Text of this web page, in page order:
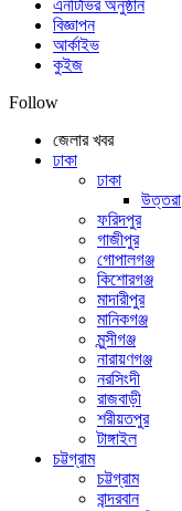
এনটিভির অনুষ্ঠান
বিজ্ঞাপন
আর্কাইভ
কুইজ
Follow
জেলার খবর
ঢাকা
ঢাকা
উত্তরা
ফরিদপুর
গাজীপুর
গোপালগঞ্জ
কিশোরগঞ্জ
মাদারীপুর
মানিকগঞ্জ
মুন্সীগঞ্জ
নারায়ণগঞ্জ
নরসিংদী
রাজবাড়ী
শরীয়তপুর
টাঙ্গাইল
চট্টগ্রাম
চট্টগ্রাম
বান্দরবান